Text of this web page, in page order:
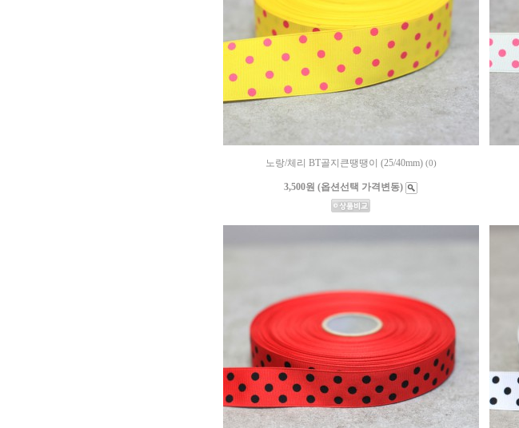
노랑/체리 BT골지큰땡땡이 (25/40mm) (0)
3,500원 (옵션선택 가격변동)